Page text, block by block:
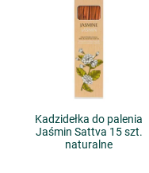
Kadzidełka do palenia
Jaśmin Sattva 15 szt.
naturalne